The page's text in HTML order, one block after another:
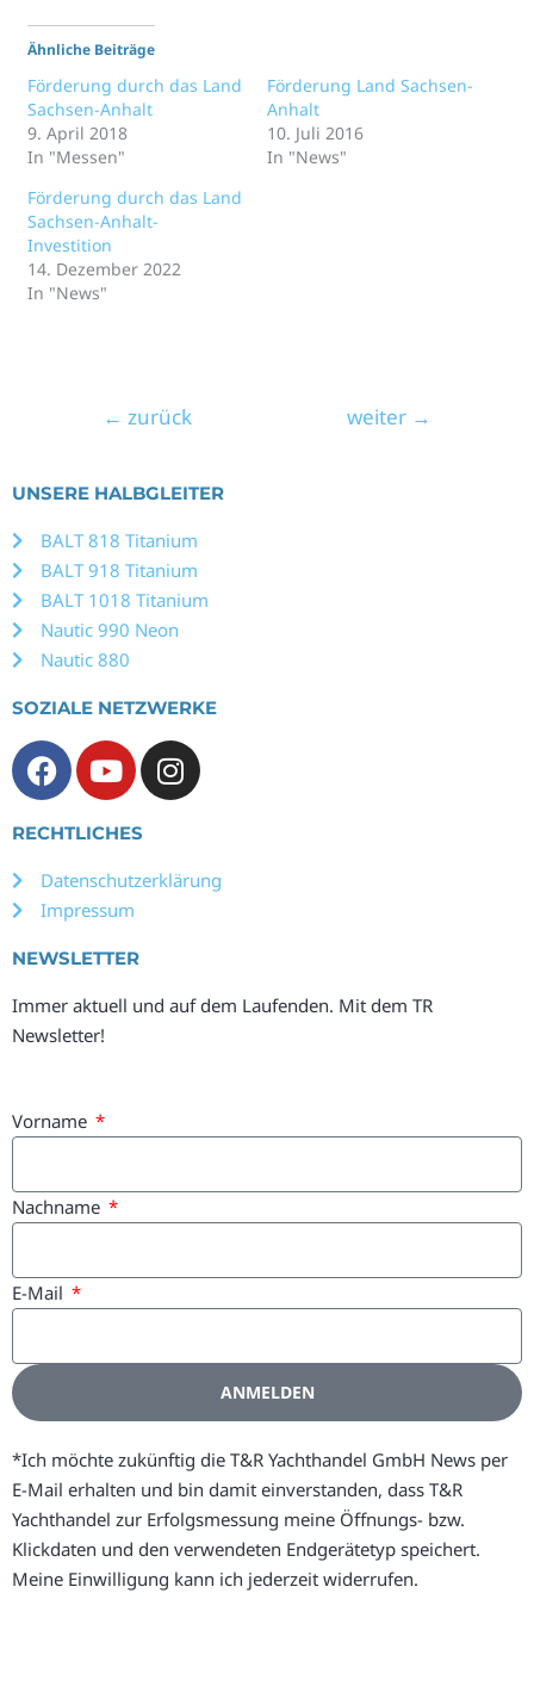
Ähnliche Beiträge
Förderung durch das Land
Sachsen-Anhalt
9. April 2018
In "Messen"
Förderung Land Sachsen-
Anhalt
10. Juli 2016
In "News"
Förderung durch das Land
Sachsen-Anhalt-
Investition
14. Dezember 2022
In "News"
← zurück weiter →
UNSERE HALBGLEITER
BALT 818 Titanium
BALT 918 Titanium
BALT 1018 Titanium
Nautic 990 Neon
Nautic 880
SOZIALE NETZWERKE
RECHTLICHES
Datenschutzerklärung
Impressum
NEWSLETTER
Immer aktuell und auf dem Laufenden. Mit dem TR
Newsletter!
Vorname
Nachname
E-Mail
ANMELDEN
*Ich möchte zukünftig die T&R Yachthandel GmbH News per
E-Mail erhalten und bin damit einverstanden, dass T&R
Yachthandel zur Erfolgsmessung meine Öffnungs- bzw.
Klickdaten und den verwendeten Endgerätetyp speichert.
Meine Einwilligung kann ich jederzeit widerrufen.